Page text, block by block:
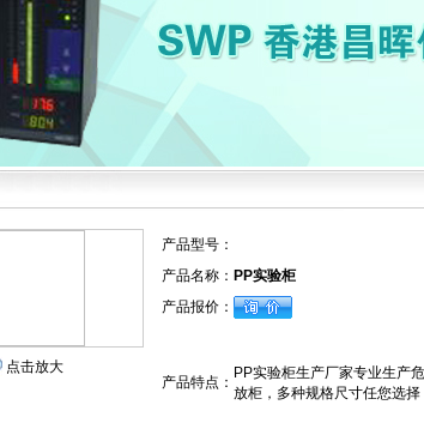
点击放大
产品型号：
产品名称： PP实验柜
产品报价：
产品特点：
PP实验柜生产厂家专业生产
放柜，多种规格尺寸任您选择